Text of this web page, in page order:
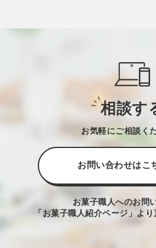
相談す
お気軽にご相談く
お問い合わせはこ
お菓子職人へのお問
「お菓子職人紹介ページ」より